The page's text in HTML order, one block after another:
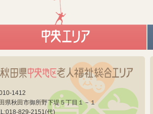
1412
県秋田市御所野下堤５丁目１－１
829-2151(代)